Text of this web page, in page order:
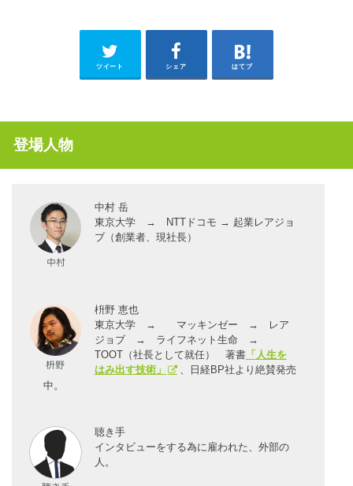
ツイート シェア はてブ
登場人物
中村 岳
東京大学 → NTTドコモ → 起業レアジョ
ブ（創業者、現社長）
枡野 恵也
東京大学 → マッキンゼー → レア
ジョブ → ライフネット生命 →
TOOT（社長として就任） 著書「人生を
はみ出す技術」
、日経BP社より絶賛発売
中。
聴き手
インタビューをする為に雇われた、外部の
人。